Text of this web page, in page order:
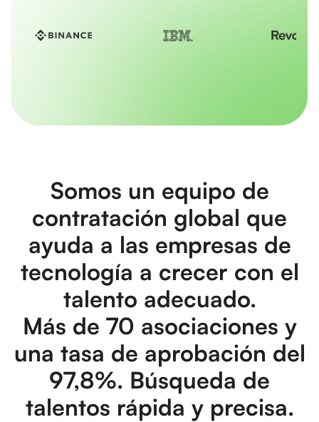
Somos un equipo de
contratación global que
ayuda a las empresas de
tecnología a crecer con el
talento adecuado.
Más de 70 asociaciones y
una tasa de aprobación del
97,8%. Búsqueda de
talentos rápida y precisa.